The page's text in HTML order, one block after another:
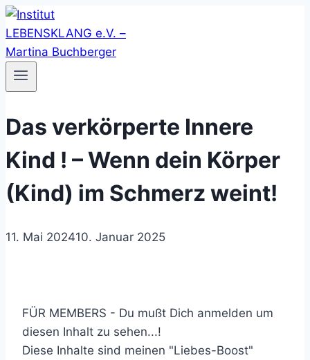
Zum
Inhalt
springen
Das verkörperte Innere
Kind ! – Wenn dein Körper
(Kind) im Schmerz weint!
11. Mai 202410. Januar 2025
FÜR MEMBERS - Du mußt Dich anmelden um
diesen Inhalt zu sehen...!
Diese Inhalte sind meinen "Liebes-Boost"